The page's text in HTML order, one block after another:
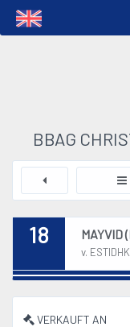
BBAG
18 MAYVID
v.
VERKAUFT AN